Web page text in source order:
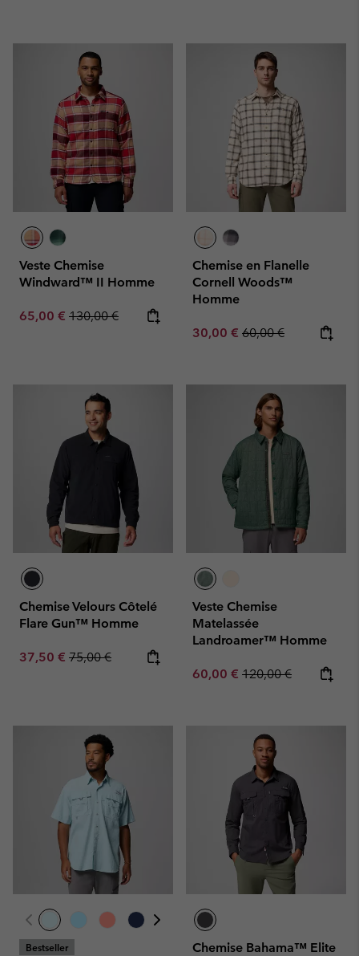
Veste Chemise
Windward™ II Homme
Sale price:
65,00 € Regular price:
130,00 €
Chemise en Flanelle
Cornell Woods™
Homme
Sale price:
30,00 € Regular price:
60,00 €
Chemise Velours Côtelé
Flare Gun™ Homme
Sale price:
37,50 € Regular price:
75,00 €
Veste Chemise
Matelassée
Landroamer™ Homme
Sale price:
60,00 € Regular price:
120,00 €
Bestseller
Chemise Bahama™ Elite